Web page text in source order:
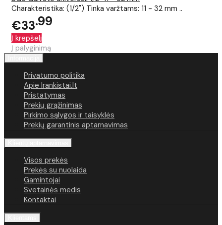
Charakteristika: (1/2") Tinka varžtams: 11 - 32 mm ..
€33 99
Į krepšelį
Į palyginimą
Privatumo politika
Apie Irankistai.lt
Pristatymas
Prekių grąžinimas
Pirkimo sąlygos ir taisyklės
Prekių garantinis aptarnavimas
Visos prekės
Prekės su nuolaida
Gamintojai
Svetainės medis
Kontaktai